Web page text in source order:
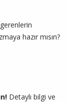
hazır mısın?
Detaylı bilgi ve